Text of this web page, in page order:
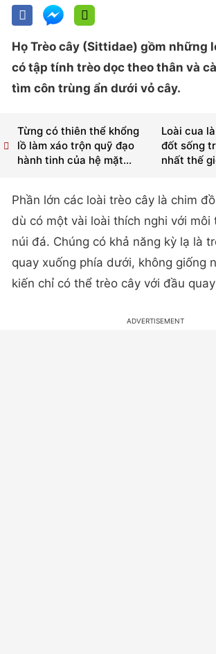
Họ Trèo cây (Sittidae) gồm những
có tập tính trèo dọc theo thân và
tìm côn trùng ẩn dưới vỏ cây.
Loài cua
đốt sống
nhất thế
Từng có thiên thể khổng
lồ làm xáo trộn quỹ đạo
hành tinh của hệ mặt...
Phần lớn các loài trèo cây là chim
dù có một vài loài thích nghi với môi
núi đá. Chúng có khả năng kỳ lạ là
quay xuống phía dưới, không giống
kiến chỉ có thể trèo cây với đầu